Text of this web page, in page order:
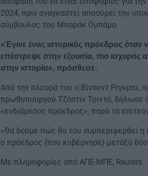
2024, πριν αναγκαστεί αποσύρει την
σύμβουλος του Μπαράκ Ομπάμα.
«Έγινε ένας ιστορικός πρόεδρος
επέστρεψε στην εξουσία, πιο ισχυρός
στην ιστορία», πρόσθεσε.
Από την πλευρά του ο Βίνσεντ Ρίγκμπι,
πρωθυπουργού Τζάστιν Τριντό, δήλωσε
«ενδιάμεσος πρόεδρος», παρά τα
«Θα δούμε πώς θα του συμπεριφερθεί η
ο πρόεδρος (που κυβέρνησε) μεταξύ
Με πληροφορίες από ΑΠΕ-ΜΠΕ, Reuters